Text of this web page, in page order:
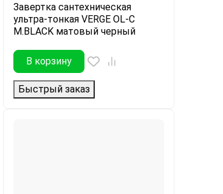
Завертка сантехническая
ультра-тонкая VERGE OL-C
M.BLACK матовый черный
В корзину
Быстрый заказ